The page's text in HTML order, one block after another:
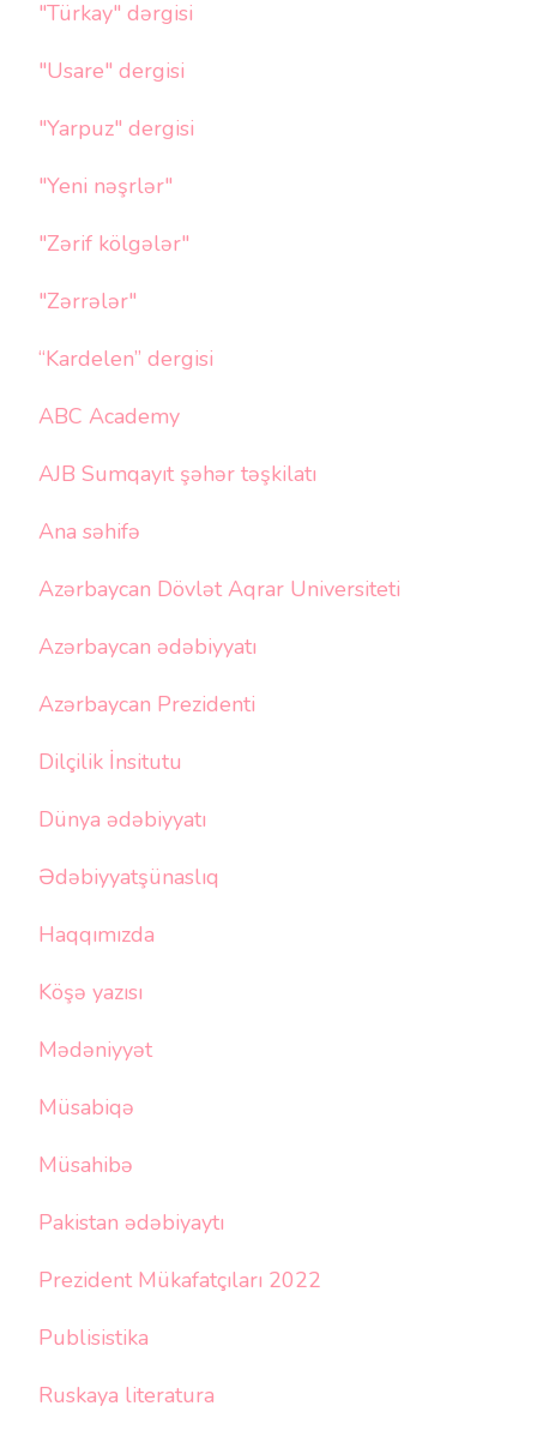
"Türkay" dərgisi
"Usare" dergisi
"Yarpuz" dergisi
"Yeni nəşrlər"
"Zərif kölgələr"
"Zərrələr"
“Kardelen” dergisi
ABC Academy
AJB Sumqayıt şəhər təşkilatı
Ana səhifə
Azərbaycan Dövlət Aqrar Universiteti
Azərbaycan ədəbiyyatı
Azərbaycan Prezidenti
Dilçilik İnsitutu
Dünya ədəbiyyatı
Ədəbiyyatşünaslıq
Haqqımızda
Köşə yazısı
Mədəniyyət
Müsabiqə
Müsahibə
Pakistan ədəbiyaytı
Prezident Mükafatçıları 2022
Publisistika
Ruskaya literatura